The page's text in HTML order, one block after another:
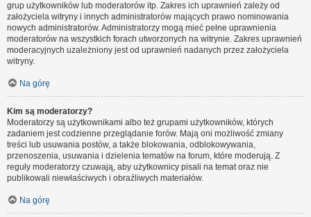
grup użytkowników lub moderatorów itp. Zakres ich uprawnień zależy od
założyciela witryny i innych administratorów mających prawo nominowania
nowych administratorów. Administratorzy mogą mieć pełne uprawnienia
moderatorów na wszystkich forach utworzonych na witrynie. Zakres uprawnień
moderacyjnych uzależniony jest od uprawnień nadanych przez założyciela
witryny.
Na górę
Kim są moderatorzy?
Moderatorzy są użytkownikami albo też grupami użytkowników, których
zadaniem jest codzienne przeglądanie forów. Mają oni możliwość zmiany
treści lub usuwania postów, a także blokowania, odblokowywania,
przenoszenia, usuwania i dzielenia tematów na forum, które moderują. Z
reguły moderatorzy czuwają, aby użytkownicy pisali na temat oraz nie
publikowali niewłaściwych i obraźliwych materiałów.
Na górę